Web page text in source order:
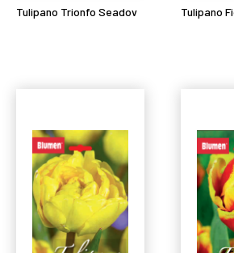
Tulipano Trionfo Seadov Tulipano